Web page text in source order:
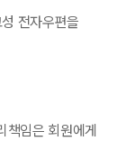
전자우편을
임은 회원에게